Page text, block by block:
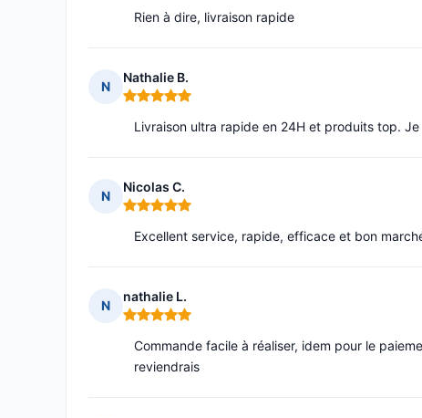
Rien à dire, livraison rapide
N
Nathalie B.
Note : 5 sur 5
Livraison ultra rapide en 24H et produits top.
N
Nicolas C.
Note : 5 sur 5
Excellent service, rapide, efficace et bon
N
nathalie L.
Note : 5 sur 5
Commande facile à réaliser, idem pour le
reviendrais